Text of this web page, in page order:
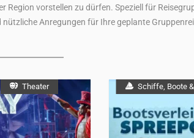
Region vorstellen zu dürfen. Speziell für
Anregungen für Ihre geplante
Theater Schiffe, Boote